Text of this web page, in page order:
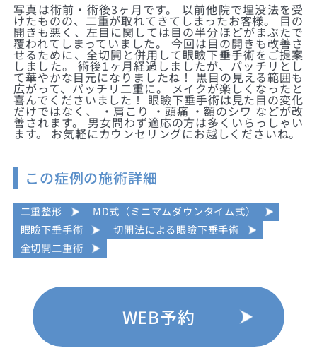
写真は術前・術後3ヶ月です。 以前他院で埋没法を受
けたものの、二重が取れてきてしまったお客様。 目の
開きも悪く、左目に関しては目の半分ほどがまぶたで
覆われてしまっていました。 今回は目の開きも改善さ
せるために、全切開と併用して眼瞼下垂手術をご提案
しました。 術後1ヶ月経過しましたが、パッチリとし
て華やかな目元になりましたね！ 黒目の見える範囲も
広がって、パッチリ二重に。 メイクが楽しくなったと
喜んでくださいました！ 眼瞼下垂手術は見た目の変化
だけではなく、 ・肩こり ・頭痛 ・額のシワ などが改
善されます。 男女問わず適応の方は多くいらっしゃい
ます。 お気軽にカウンセリングにお越しくださいね。
この症例の施術詳細
二重整形
MD式（ミニマムダウンタイム式）
眼瞼下垂手術
切開法による眼瞼下垂手術
全切開二重術
WEB予約